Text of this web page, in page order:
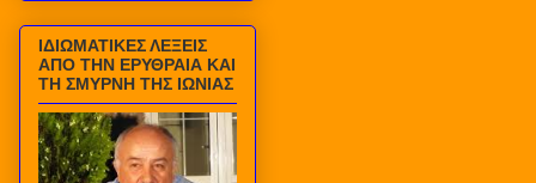
ΙΔΙΩΜΑΤΙΚΕΣ ΛΕΞΕΙΣ
ΑΠΟ ΤΗΝ ΕΡΥΘΡΑΙΑ ΚΑΙ
ΤΗ ΣΜΥΡΝΗ ΤΗΣ ΙΩΝΙΑΣ